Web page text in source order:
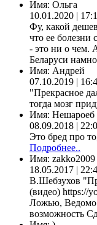
Имя: Ольга
10.01.2020 |
Фу, какой
что ее болезни
- это ни о чем.
Беларуси
Имя: Андрей
07.10.2019 |
"Прекрасное
тогда мозг
Имя: Нешароеб
08.09.2018 |
Это бред про
Подробнее..
Имя: zakko2009
18.05.2017 |
В.Шебзухов
(видео) https://
Ложью, Ведомо
возможность